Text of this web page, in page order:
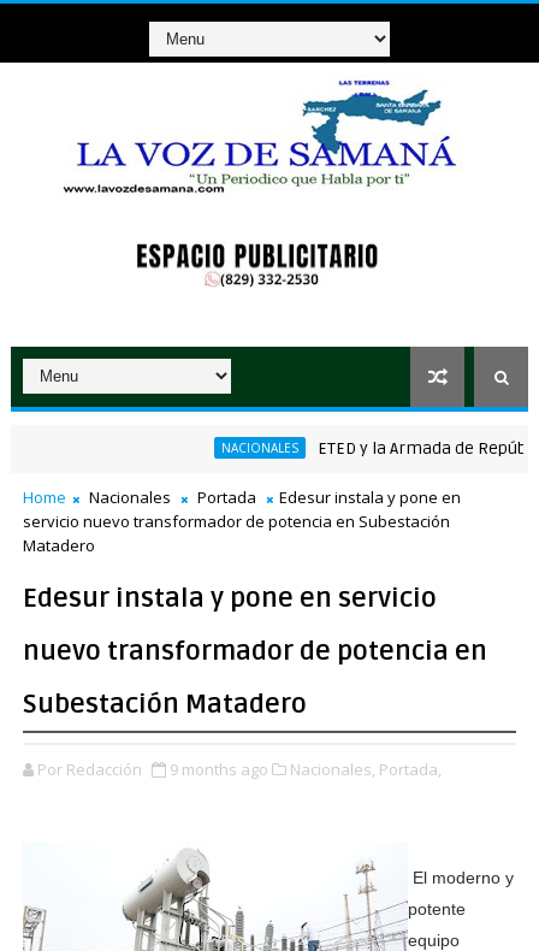
NACIONALES ETED y la Armada de República
Home Nacionales Portada
Edesur instala y pone en
servicio nuevo transformador de potencia en Subestación
Matadero
Edesur instala y pone en servicio
nuevo transformador de potencia en
Subestación Matadero
Por Redacción 9 months ago Nacionales, Portada,
El moderno y
potente
equipo